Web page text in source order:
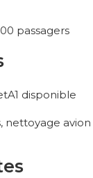
passagers
disponible
nettoyage avion